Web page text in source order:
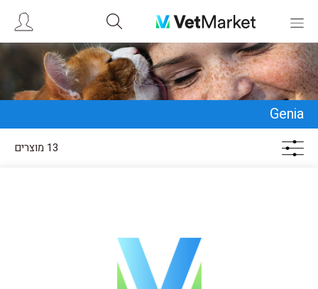
Genia
13 מוצרים